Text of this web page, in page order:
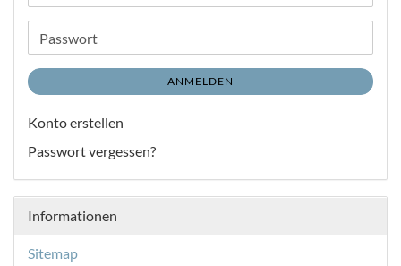
Mail-
Adresse
Passwort
ANMELDEN
Konto erstellen
Passwort vergessen?
Informationen
Sitemap